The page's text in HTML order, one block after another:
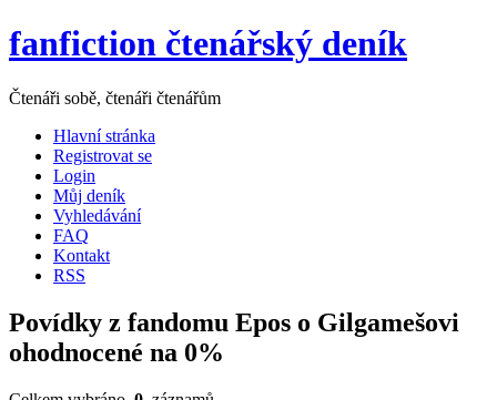
fanfiction čtenářský deník
Čtenáři sobě, čtenáři čtenářům
Hlavní stránka
Registrovat se
Login
Můj deník
Vyhledávání
FAQ
Kontakt
RSS
Povídky z fandomu Epos o Gilgamešovi
ohodnocené na 0%